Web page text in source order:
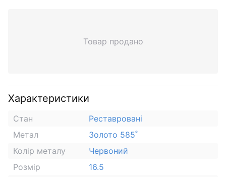
Товар продано
Характеристики
Стан
Реставровані
Метал
Золото 585˚
Колір металу
Червоний
Розмір
16.5